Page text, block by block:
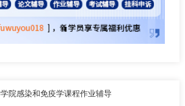
院感染和免疫学课程作业辅导